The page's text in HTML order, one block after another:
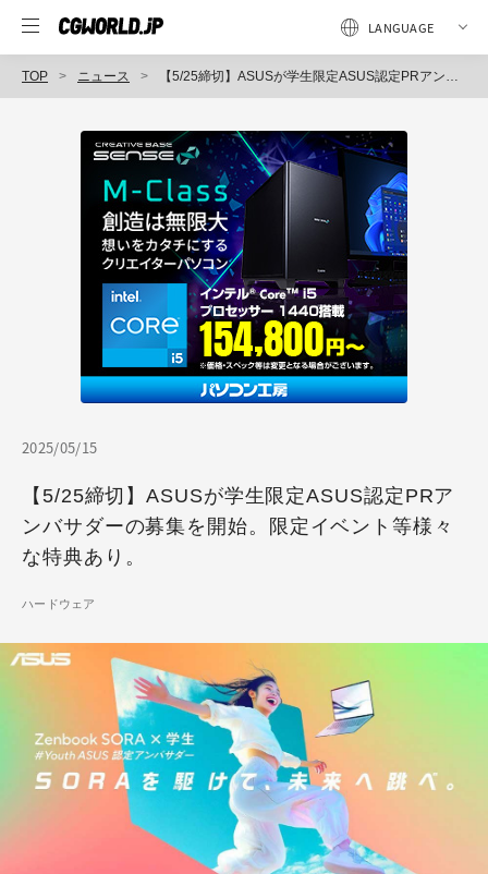
TOP ニュース 【5/25締切】ASUSが学生限定ASUS認定PRアンバサダーの募集を開始。限定イベント等様々な特典あり。
2025/05/15
【5/25締切】ASUSが学生限定ASUS認定PRア
ンバサダーの募集を開始。限定イベント等様々
な特典あり。
ハードウェア